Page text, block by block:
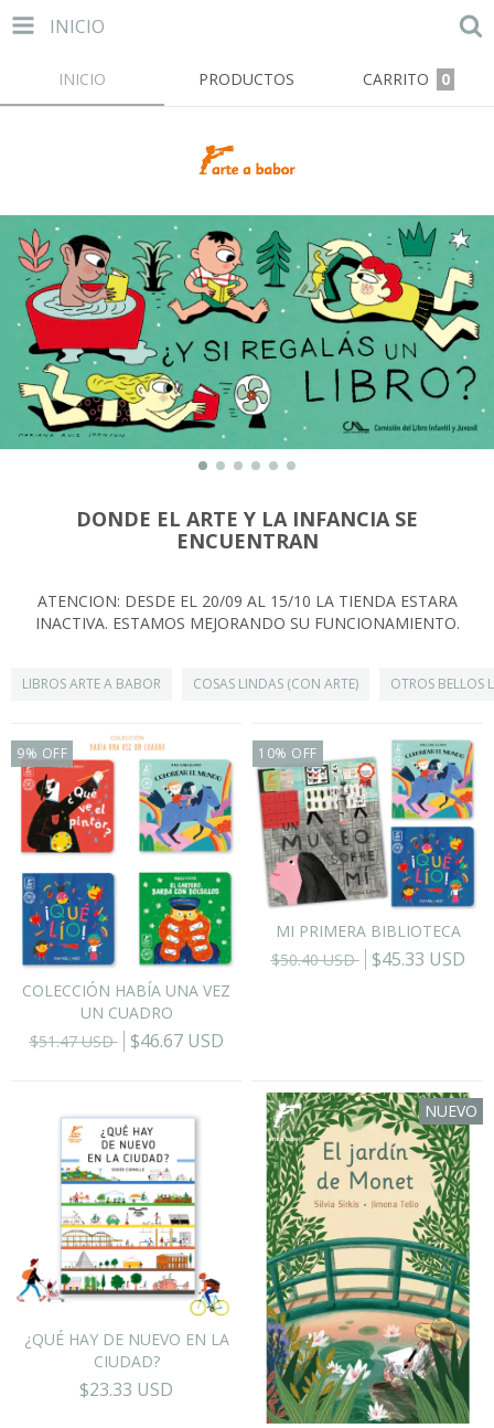
INICIO
INICIO PRODUCTOS CARRITO 0
DONDE EL ARTE Y LA INFANCIA SE
ENCUENTRAN
ATENCION: DESDE EL 20/09 AL 15/10 LA TIENDA ESTARA
INACTIVA. ESTAMOS MEJORANDO SU FUNCIONAMIENTO.
LIBROS ARTE A BABOR COSAS LINDAS (CON ARTE) OTROS BELLOS
9% OFF
COLECCIÓN HABÍA UNA VEZ
UN CUADRO
$51.47 USD
$46.67 USD
10% OFF
MI PRIMERA BIBLIOTECA
$50.40 USD
$45.33 USD
¿QUÉ HAY DE NUEVO EN LA
CIUDAD?
$23.33 USD
NUEVO